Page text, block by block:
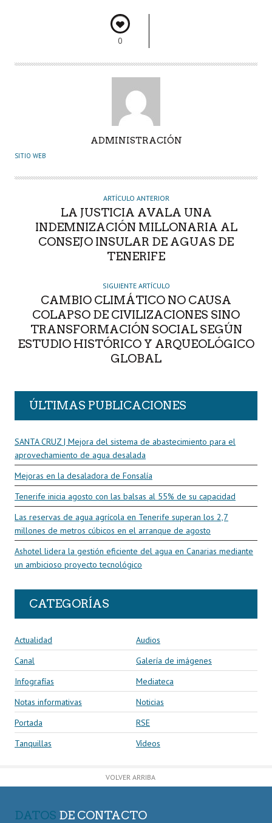
0
U
O
ADMINISTRACIÓN
SITIO WEB
ARTÍCULO ANTERIOR
LA JUSTICIA AVALA UNA
INDEMNIZACIÓN MILLONARIA AL
CONSEJO INSULAR DE AGUAS DE
TENERIFE
SIGUIENTE ARTÍCULO
CAMBIO CLIMÁTICO NO CAUSA
COLAPSO DE CIVILIZACIONES SINO
TRANSFORMACIÓN SOCIAL SEGÚN
ESTUDIO HISTÓRICO Y ARQUEOLÓGICO
GLOBAL
ÚLTIMAS PUBLICACIONES
SANTA CRUZ | Mejora del sistema de abastecimiento para el
aprovechamiento de agua desalada
Mejoras en la desaladora de Fonsalía
Tenerife inicia agosto con las balsas al 55% de su capacidad
Las reservas de agua agrícola en Tenerife superan los 2,7
millones de metros cúbicos en el arranque de agosto
Ashotel lidera la gestión eficiente del agua en Canarias mediante
un ambicioso proyecto tecnológico
CATEGORÍAS
Actualidad
Audios
Canal
Galería de imágenes
Infografías
Mediateca
Notas informativas
Noticias
Portada
RSE
Tanquillas
Vídeos
VOLVER ARRIBA
DATOS DE CONTACTO